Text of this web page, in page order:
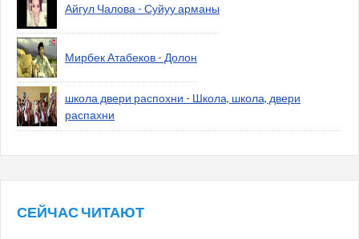
Айгул Чалова - Суйуу арманы
Мирбек Атабеков - Долон
школа двери распохни - Школа, школа, двери
распахни
СЕЙЧАС ЧИТАЮТ